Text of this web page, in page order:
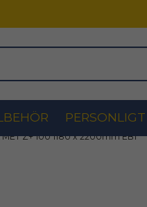
Z+ 100 1180 x 2200mm EB1